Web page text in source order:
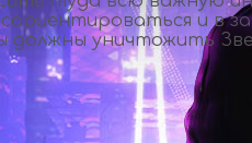
и в
должны уничтожить